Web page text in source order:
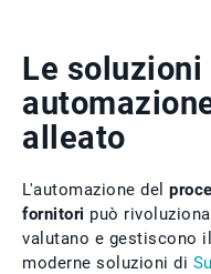
Le soluzioni
alleato
L'automazione del
fornitori può
valutano e gestiscono
moderne soluzioni di